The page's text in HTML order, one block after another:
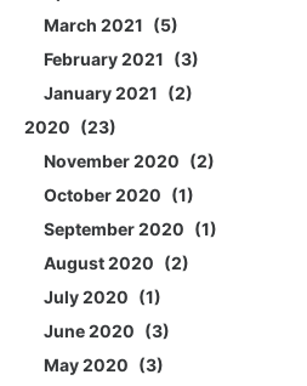
March 2021
5
February 2021
3
January 2021
2
2020
23
November 2020
2
October 2020
1
September 2020
1
August 2020
2
July 2020
1
June 2020
3
May 2020
3